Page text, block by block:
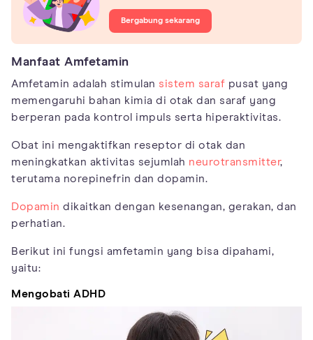
Bergabung sekarang
Manfaat Amfetamin
Amfetamin adalah stimulan sistem saraf pusat yang
memengaruhi bahan kimia di otak dan saraf yang
berperan pada kontrol impuls serta hiperaktivitas.
Obat ini mengaktifkan reseptor di otak dan
meningkatkan aktivitas sejumlah neurotransmitter,
terutama norepinefrin dan dopamin.
Dopamin dikaitkan dengan kesenangan, gerakan, dan
perhatian.
Berikut ini fungsi amfetamin yang bisa dipahami,
yaitu:
Mengobati ADHD